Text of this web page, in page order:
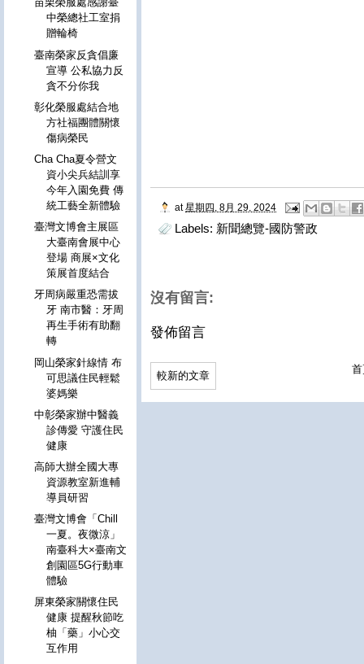
at 星期四, 8月 29, 2024
Labels: 新聞總覽-國防警政
沒有留言:
發佈留言
較新的文章
中榮總社工室捐
贈輪椅
臺南榮家反貪倡廉
宣導 公私協力反
貪不分你我
彰化榮服處結合地
方社福團體關懷
傷病榮民
Cha Cha夏令營文
資小尖兵結訓享
今年入園免費 傳
統工藝全新體驗
臺灣文博會主展區
大臺南會展中心
登場 商展×文化
策展首度結合
牙周病嚴重恐需拔
牙 南市醫：牙周
再生手術有助翻
轉
岡山榮家針線情 布
可思議住民輕鬆
婆媽樂
中彰榮家辦中醫義
診傳愛 守護住民
健康
高師大辦全國大專
資源教室新進輔
導員研習
臺灣文博會「Chill
一夏。夜微涼」
南臺科大×臺南文
創園區5G行動車
體驗
屏東榮家關懷住民
健康 提醒秋節吃
柚「藥」小心交
互作用